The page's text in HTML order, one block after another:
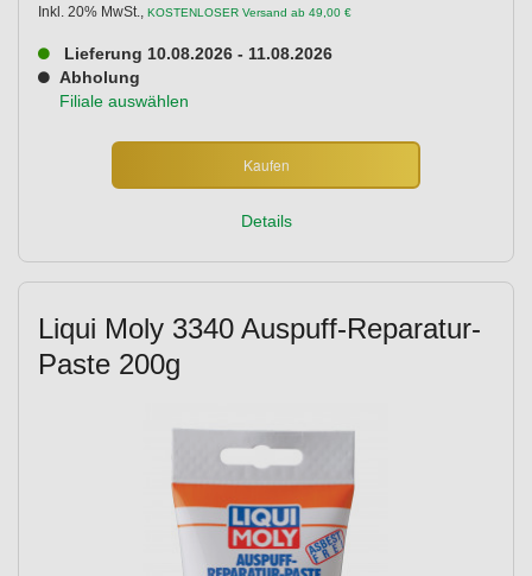
Inkl. 20% MwSt., KOSTENLOSER Versand ab 49,00 €
Lieferung 10.08.2026 - 11.08.2026
Abholung
Filiale auswählen
Kaufen
Details
Liqui Moly 3340 Auspuff-Reparatur-
Paste 200g